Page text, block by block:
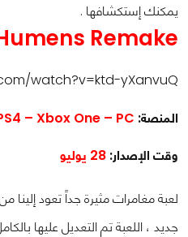
يمكنك إستكشافها .
Remake
watch?v=ktd-yXanvuQ
المنصة: – Xbox One – PC
وقت الإصدار: 28 يوليو
لعبة مغامرات مثيرة جداً تعود إلينا
جديد ، اللعبة تم التعديل عليها